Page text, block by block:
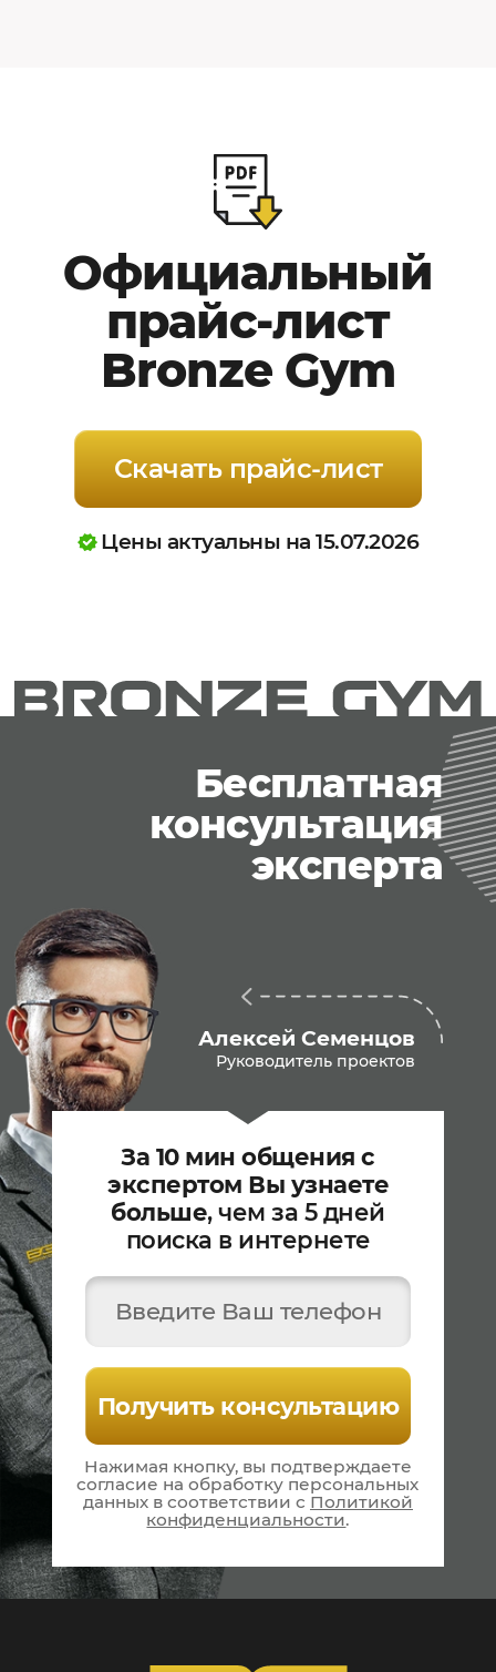
Официальный
прайс-лист
Bronze Gym
Скачать прайс-лист
Цены актуальны на 15.07.2026
Бесплатная
консультация
эксперта
Алексей Семенцов
Руководитель проектов
За 10 мин общения с
экспертом Вы узнаете
больше, чем за 5 дней
поиска в интернете
Введите Ваш телефон
Получить консультацию
Нажимая кнопку, вы подтверждаете
согласие наобработку персональных
данных в соответствии с Политикой
конфиденциальности.